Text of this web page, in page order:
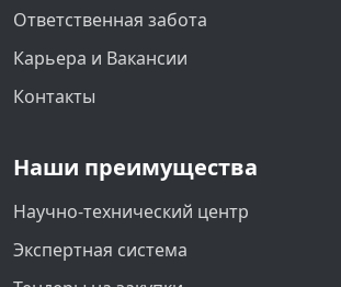
Ответственная забота
Карьера и Вакансии
Контакты
Наши преимущества
Научно-технический центр
Экспертная система